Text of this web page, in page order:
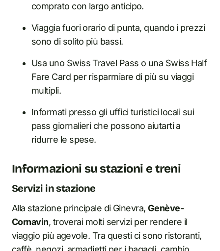
comprato con largo anticipo.
Viaggia fuori orario di punta, quando i prezzi
sono di solito più bassi.
Usa uno Swiss Travel Pass o una Swiss Half
Fare Card per risparmiare di più su viaggi
multipli.
Informati presso gli uffici turistici locali sui
pass giornalieri che possono aiutarti a
ridurre le spese.
Informazioni su stazioni e treni
Servizi in stazione
Alla stazione principale di Ginevra,Genève-
Cornavin, troverai molti servizi per rendere il
viaggio più agevole. Tra questi ci sono ristoranti,